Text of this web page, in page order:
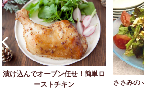
漬け込んでオーブン任せ！簡単ロ
ーストチキン
ささみの